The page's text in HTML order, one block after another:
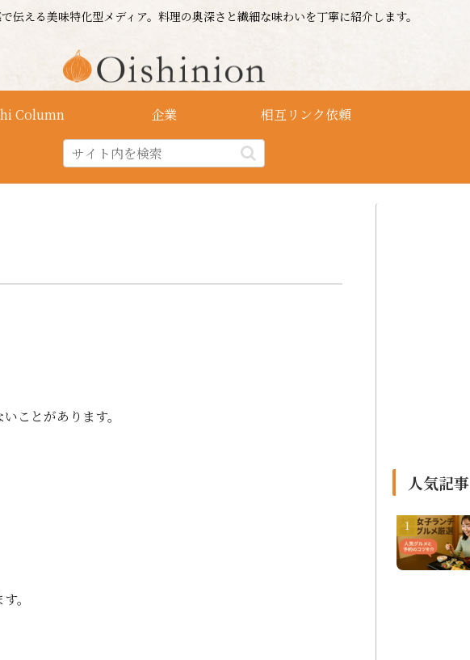
伝える美味特化型メディア。料理の奥深さと繊細な味わいを丁寧に紹介します。
Column 企業 相互リンク依頼
ことがあります。
。
人気記事